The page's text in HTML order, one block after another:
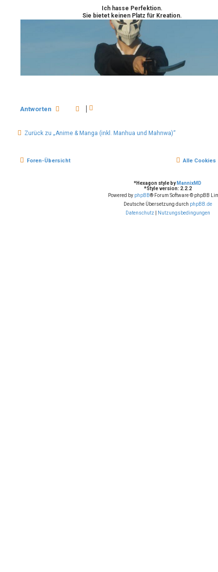
Ich hasse Perfektion.
Sie bietet keinen Platz für Kreation.
Antworten
Zurück zu „Anime & Manga (inkl. Manhua und Mahnwa)“
Foren-Übersicht Alle
*Hexagon style by MannixMD
*Style version: 2.2.2
Powered by phpBB® Forum Software © phpBB
Deutsche Übersetzung durch phpBB.de
Datenschutz
Nutzungsbedingungen